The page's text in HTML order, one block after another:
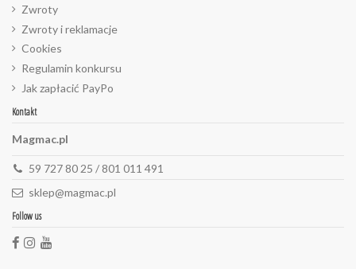
Zwroty
Zwroty i reklamacje
Cookies
Regulamin konkursu
Jak zapłacić PayPo
Kontakt
Magmac.pl
59 727 80 25 / 801 011 491
sklep@magmac.pl
Follow us